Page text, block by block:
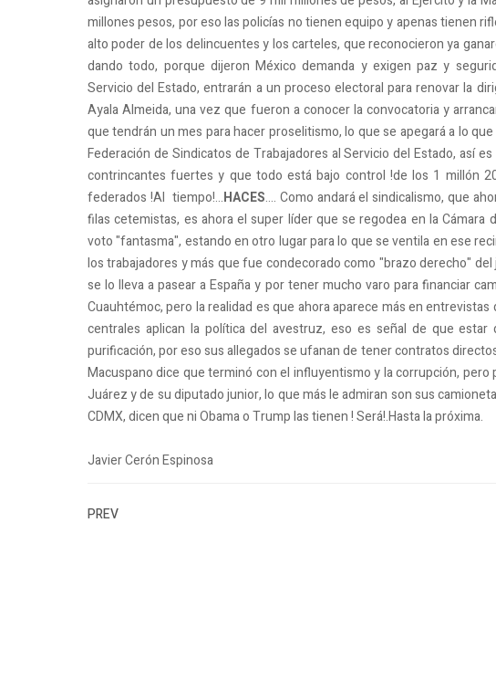
millones pesos, por eso las policías no tienen equipo y apenas tienen
alto poder de los delincuentes y los carteles, que reconocieron ya
dando todo, porque dijeron México demanda y exigen paz y
Servicio del Estado, entrarán a un proceso electoral para renovar la
Ayala Almeida, una vez que fueron a conocer la convocatoria y
que tendrán un mes para hacer proselitismo, lo que se apegará a lo
Federación de Sindicatos de Trabajadores al Servicio del Estado, así
contrincantes fuertes y que todo está bajo control !de los 1 millón
federados !Al tiempo!...HACES.... Como andará el sindicalismo, que
filas cetemistas, es ahora el super líder que se regodea en la Cámara
voto "fantasma", estando en otro lugar para lo que se ventila en ese
los trabajadores y más que fue condecorado como "brazo derecho"
se lo lleva a pasear a España y por tener mucho varo para financiar
Cuauhtémoc, pero la realidad es que ahora aparece más en
centrales aplican la política del avestruz, eso es señal de que
purificación, por eso sus allegados se ufanan de tener contratos
Macuspano dice que terminó con el influyentismo y la corrupción, pero
Juárez y de su diputado junior, lo que más le admiran son sus
CDMX, dicen que ni Obama o Trump las tienen ! Será!.Hasta la próxima.
Javier Cerón Espinosa
PREV